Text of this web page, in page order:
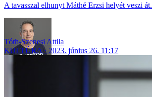
A tavasszal elhunyt Máthé Erzsi helyét veszi át.
Tóth-Szenesi Attila
KULTÚRA
2023. június 26. 11:17